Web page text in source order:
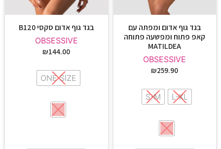
בגד גוף אדום ומפתה עם
קאפ פתוח ומפשעה פתוחה
MATILDEA
OBSESSIVE
₪259.90
L-XL
S-M
בגד גוף אדום סקסי B120
OBSESSIVE
₪144.00
ONE SIZE